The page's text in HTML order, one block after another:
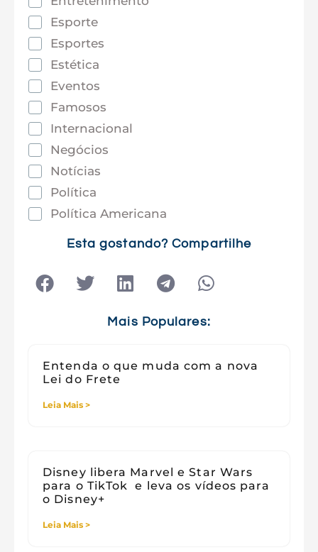
Esporte
Esportes
Estética
Eventos
Famosos
Internacional
Negócios
Notícias
Política
Política Americana
Tecnologia
Esta gostando? Compartilhe
Mais Populares:
Entenda o que muda com a nova
Lei do Frete
Leia Mais >
Disney libera Marvel e Star Wars
para o TikTok e leva os vídeos para
o Disney+
Leia Mais >